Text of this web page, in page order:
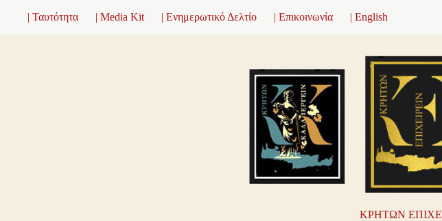
| Ταυτότητα | Media Kit | Ενημερωτικό Δελτίο | Επικοινωνία | English
ΚΡΗΤΩΝ